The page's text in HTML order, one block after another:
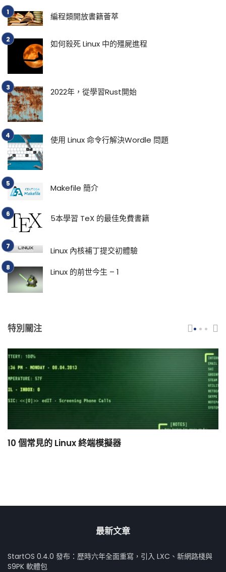
編程類開放書籍薈萃
如何殺死 Linux 中的殭屍進程
2022年，從學習Rust開始
使用 Linux 命令行解決Wordle 問題
Makefile 簡介
5本學習 TeX 的最佳免費書籍
Linux 內核補丁提交初體驗
Linux 的前世今生 – 1
特別關注
10 個常見的 Linux 終端模擬器
最新文章
StartOS 0.4.0 發布：歷時六年全面重寫，引入 LXC、新網路棧與
S9PK 軟體包